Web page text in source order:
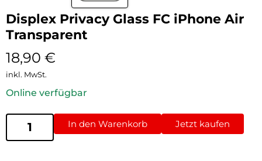
Displex Privacy Glass FC iPhone Air
Transparent
18,90 €
inkl. MwSt.
Online verfügbar
In den Warenkorb Jetzt kaufen